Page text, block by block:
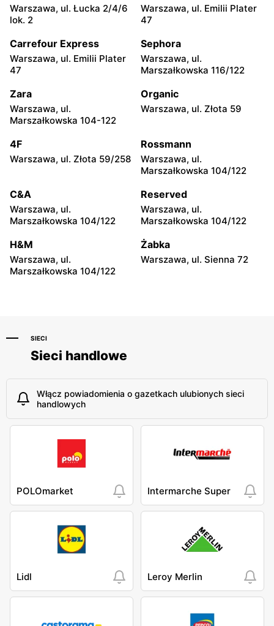
Chorten
6/18
Chorten
6
Chorten
28\U4
Chorten
Chorten
Abrahama 7a
Chorten
27 lok.100/103
Chorten
18/1a
Chorten
15c
Chorten
29a
Chorten
Chorten Chorten
Warszawa, ul. Łucka 2/4/6
lok. 2
Warszawa, ul. Emilii Plater
47
Carrefour Express
Warszawa, ul. Emilii Plater
47
Sephora
Warszawa, ul.
Marszałkowska 116/122
Zara
Warszawa, ul.
Marszałkowska 104-122
Organic
Warszawa, ul. Złota 59
4F
Warszawa, ul. Złota 59/258
Rossmann
Warszawa, ul.
Marszałkowska 104/122
C&A
Warszawa, ul.
Marszałkowska 104/122
Reserved
Warszawa, ul.
Marszałkowska 104/122
H&M
Warszawa, ul.
Marszałkowska 104/122
Żabka
Warszawa, ul. Sienna 72
SIECI
Sieci handlowe
Włącz powiadomienia o gazetkach ulubionych sieci
handlowych
POLOmarket Intermarche Super
Lidl Leroy Merlin